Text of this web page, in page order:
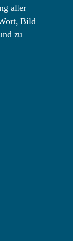
aller
Bild
zu